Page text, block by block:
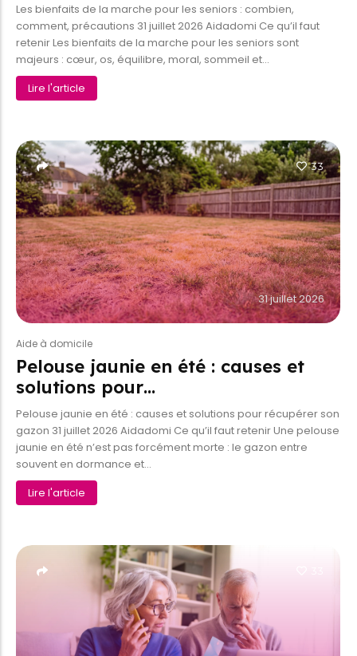
Les bienfaits de la marche pour les seniors : combien,
comment, précautions 31 juillet 2026 Aidadomi Ce qu’il faut
retenir Les bienfaits de la marche pour les seniors sont
majeurs : cœur, os, équilibre, moral, sommeil et...
Lire l'article
31 juillet 2026
33
Aide à domicile
Pelouse jaunie en été : causes et
solutions pour…
Pelouse jaunie en été : causes et solutions pour récupérer son
gazon 31 juillet 2026 Aidadomi Ce qu’il faut retenir Une pelouse
jaunie en été n’est pas forcément morte : le gazon entre
souvent en dormance et...
Lire l'article